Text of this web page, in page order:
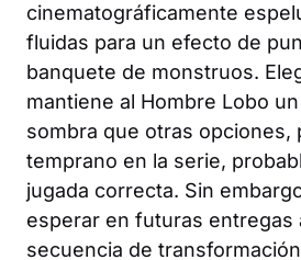
cinematográficamente
fluidas para un efecto de
banquete de monstruos.
mantiene al Hombre Lobo
sombra que otras opciones,
temprano en la serie,
jugada correcta. Sin
esperar en futuras entregas
secuencia de